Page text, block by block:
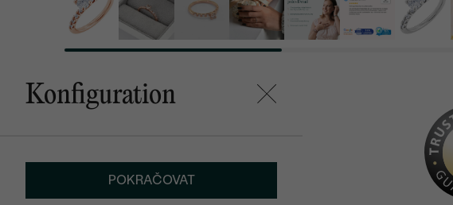
Konfiguration
POKRAČOVAT